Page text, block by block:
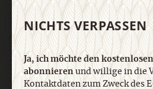
E-Mail
NICHTS VERPASSEN
Ja, ich möchte den
abonnierenund willige in die
Kontaktdaten zum Zweck des